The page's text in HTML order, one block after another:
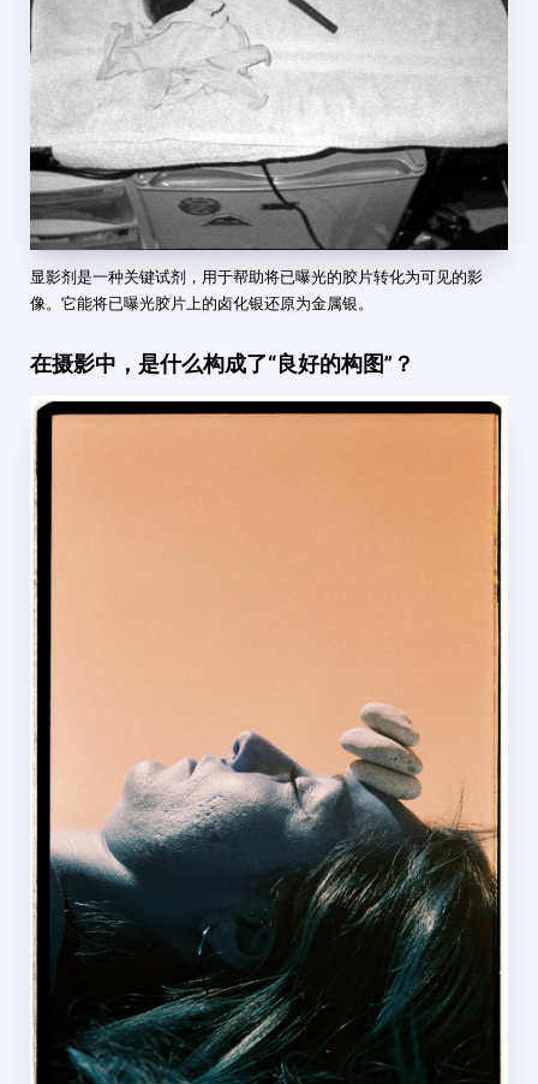
显影剂是一种关键试剂，用于帮助将已曝光的胶片转化为可见的影
像。它能将已曝光胶片上的卤化银还原为金属银。
在摄影中，是什么构成了“良好的构图”？